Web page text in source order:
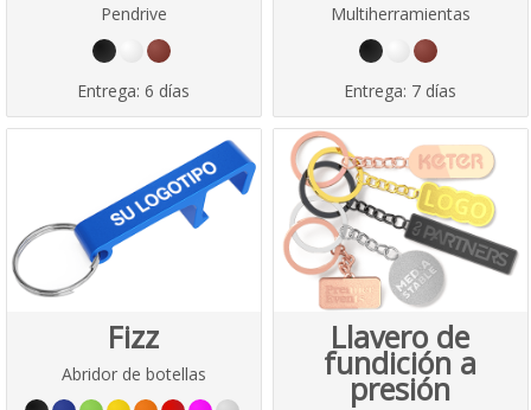
Pendrive
Entrega: 6 días
Multiherramientas
Entrega: 7 días
Fizz
Abridor de botellas
Llavero de
fundición a
presión